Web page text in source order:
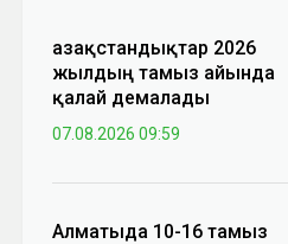
Қазақстандықтар 2026
жылдың тамыз айында
қалай демалады
07.08.2026 09:59
Алматыда 10-16 тамыз